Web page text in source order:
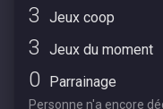
3 Jeux coop
3 Jeux du moment
0 Parrainage
Personne n'a encore